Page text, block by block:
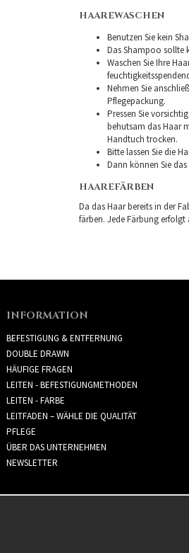
HAAREWASCHEN
Benutzen Sie kein
Das Shampoo sollte
Waschen Sie Ihre
Nehmen Sie
Pflegepackung.
Pressen Sie
behutsam das Haar
Handtuch trocken.
Bitte lassen Sie die
Dann können Sie
HAAREFÄRBEN
Da das Haar bereits in der
färben. Jede Färbung erfolgt
INFORMATION
BEFESTIGUNG & ENTFERNUNG
DOUBLE DRAWN
HÄUFIGE FRAGEN
LEITEN - BEFESTIGUNGMETHODEN
LEITEN - FARBE
LEITFADEN – WÄHLE DIE QUALITÄT
PFLEGE
ÜBER DAS UNTERNEHMEN
NEWSLETTER